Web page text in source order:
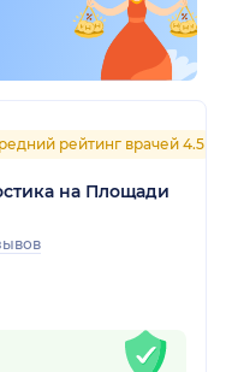
рейтинг врачей 4.5
на Площади